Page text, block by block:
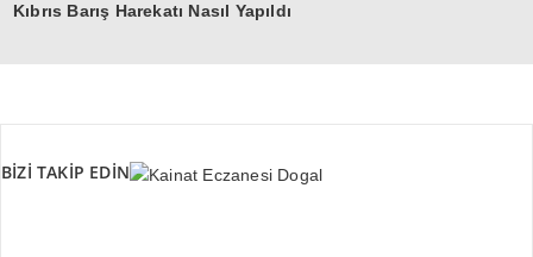
Kıbrıs Barış Harekatı Nasıl Yapıldı
BİZİ TAKİP EDİN